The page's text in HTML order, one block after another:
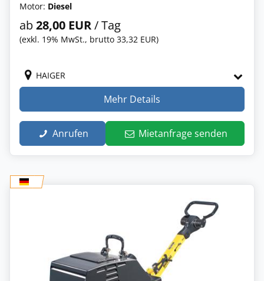
Motor: Diesel
ab28,00 EUR/ Tag
(exkl. 19% MwSt., brutto 33,32 EUR)
HAIGER
Mehr Details
Anrufen Mietanfrage senden